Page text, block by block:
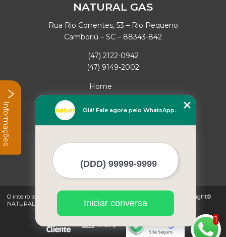
NATURAL GAS
Rua Rio Correntes, 53 – Rio Pequeno
Camboriú – SC – 88343-842
(47) 2122-0942
(47) 9149-2002
Home
Empresa
Missão
Mapa do site
O inteiro teor deste site está sujeito à proteção de direitos autorais. Copyright©
NATURAL GAS (Lei 9610 de 19/02/1998)
1
Olá! Fale agora pelo WhatsApp.
Iniciar conversa
Informações